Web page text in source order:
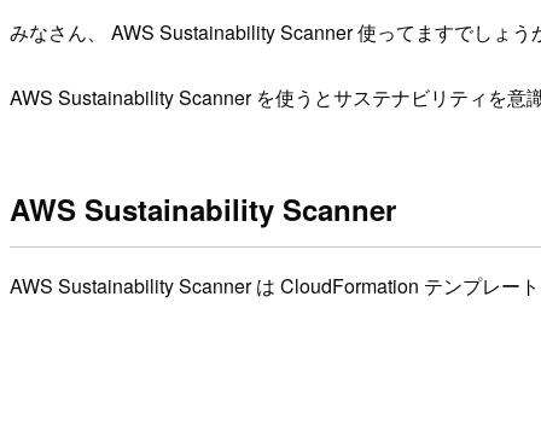
みなさん、 AWS Sustainability Scanner 使ってますでしょ
AWS Sustainability Scanner を使うとサステナビリティを
AWS Sustainability Scanner
AWS Sustainability Scanner は CloudFormation テンプレー